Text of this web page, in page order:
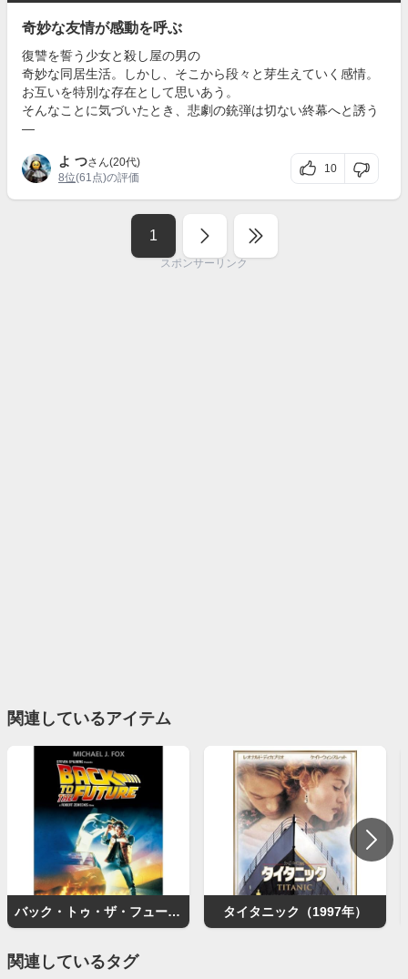
奇妙な友情が感動を呼ぶ
復讐を誓う少女と殺し屋の男の
奇妙な同居生活。しかし、そこから段々と芽生えていく感情。
お互いを特別な存在として思いあう。
そんなことに気づいたとき、悲劇の銃弾は切ない終幕へと誘う
―
よ つさん(20代)
8位(61点)の評価
10
1
スポンサーリンク
関連しているアイテム
バック・トゥ・ザ・フューチャー タイタニック（1997年）
関連しているタグ